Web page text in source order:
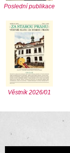
Poslední publikace
Věstník 2026/01